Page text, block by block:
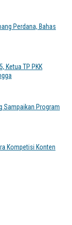
Perdana, Bahas
Ketua TP PKK
Sampaikan Program
Kompetisi Konten